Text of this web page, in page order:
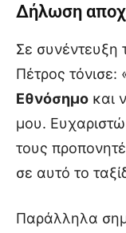
Δήλωση
Σε συνέντευξη
Πέτρος
Εθνόσημο και
μου.
τους
σε αυτό το
Παράλληλα